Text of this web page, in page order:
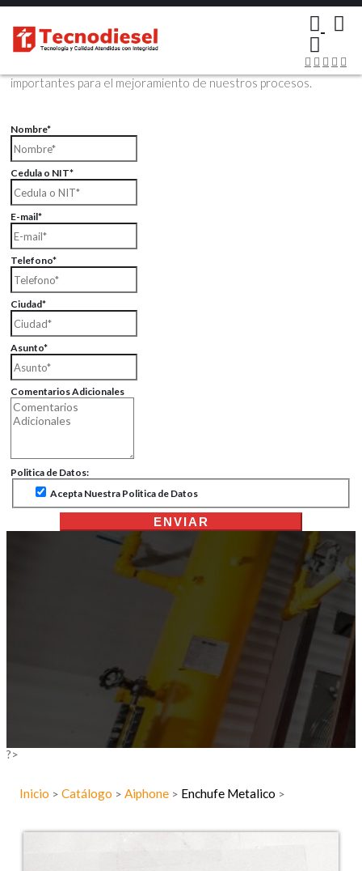
Contáctenos Vía Email
Envíenos sus datos con sus comentarios, sus opiniones son muy
importantes para el mejoramiento de nuestros procesos.
Nombre*
Cedula o NIT*
E-mail*
Telefono*
Ciudad*
Asunto*
Comentarios Adicionales
Politica de Datos:
Acepta Nuestra Politica de Datos
ENVIAR
?>
Inicio > Catálogo > Aiphone > Enchufe Metalico >